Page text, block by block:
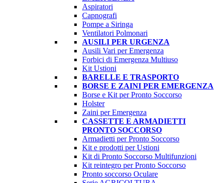
Aspiratori
Capnografi
Pompe a Siringa
Ventilatori Polmonari
AUSILI PER URGENZA
Ausili Vari per Emergenza
Forbici di Emergenza Multiuso
Kit Ustioni
BARELLE E TRASPORTO
BORSE E ZAINI PER EMERGENZA
Borse e Kit per Pronto Soccorso
Holster
Zaini per Emergenza
CASSETTE E ARMADIETTI
PRONTO SOCCORSO
Armadietti per Pronto Soccorso
Kit e prodotti per Ustioni
Kit di Pronto Soccorso Multifunzioni
Kit reintegro per Pronto Soccorso
Pronto soccorso Oculare